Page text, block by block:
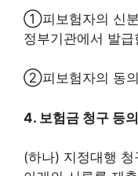
①피보험자의 신
정부기관에서 발
②피보험자의 동
4. 보험금 청구 등
(하나) 지정대행